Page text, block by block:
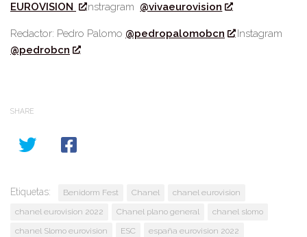
EUROVISION
Instragram @vivaeurovision
Redactor: Pedro Palomo @pedropalomobcn
Instagram
@pedrobcn
SHARE
Etiquetas: Benidorm Fest Chanel
chanel eurovision
chanel eurovision 2022
Chanel plano general
chanel slomo
chanel Slomo eurovision
ESC
españa eurovision 2022